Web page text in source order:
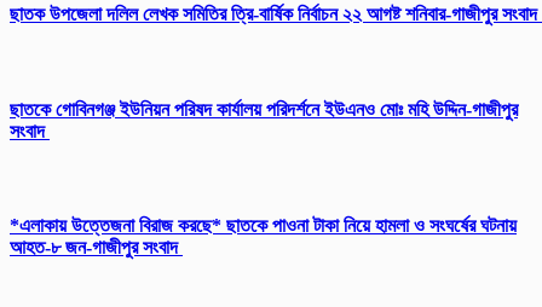
ছাতক উপজেলা দলিল লেখক সমিতির ত্রি-বার্ষিক নির্বাচন ২২ আগষ্ট শনিবার-গাজীপুর সংবাদ
ছাতকে গোবিনগঞ্জ ইউনিয়ন পরিষদ কার্যালয় পরিদর্শনে ইউএনও মোঃ মহি উদ্দিন-গাজীপুর
সংবাদ
*এলাকায় উত্তেজনা বিরাজ করছে* ছাতকে পাওনা টাকা নিয়ে হামলা ও সংঘর্ষের ঘটনায়
আহত-৮ জন-গাজীপুর সংবাদ